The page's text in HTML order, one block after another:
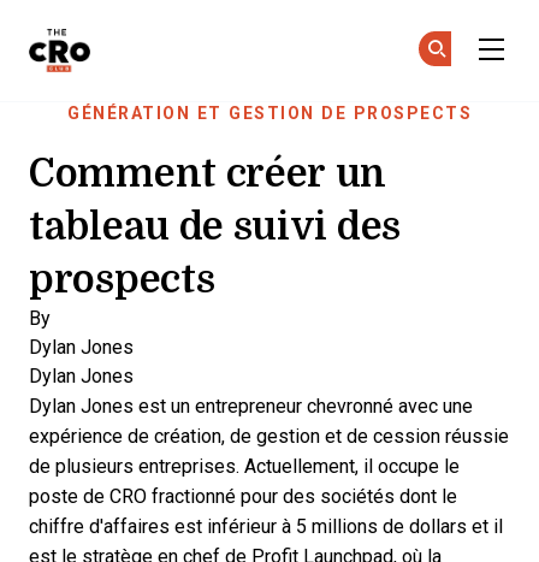
Skip to main content
GÉNÉRATION ET GESTION DE PROSPECTS
Comment créer un
tableau de suivi des
prospects
By
Dylan Jones
Dylan Jones
Dylan Jones est un entrepreneur chevronné avec une
expérience de création, de gestion et de cession réussie
de plusieurs entreprises. Actuellement, il occupe le
poste de CRO fractionné pour des sociétés dont le
chiffre d'affaires est inférieur à 5 millions de dollars et il
est le stratège en chef de Profit Launchpad, où la